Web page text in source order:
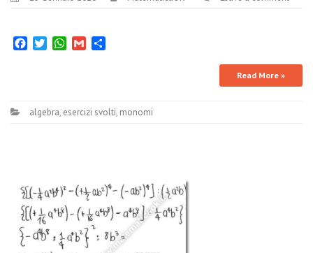
FacebookTwitterWhatsApp
Gmail
Read More »
algebra, esercizi svolti, monomi